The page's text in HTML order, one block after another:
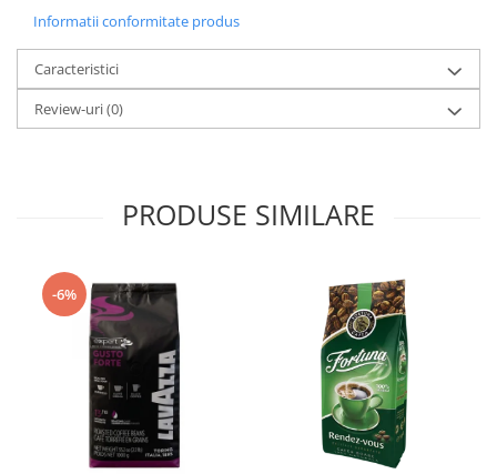
Informatii conformitate produs
Caracteristici
Review-uri(0)
PRODUSE SIMILARE
-6%